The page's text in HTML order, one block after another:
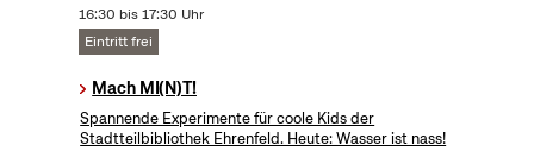
16:30 bis 17:30 Uhr
Eintritt frei
Mach MI(N)T!
Spannende Experimente für coole Kids der
Stadtteilbibliothek Ehrenfeld. Heute: Wasser ist nass!